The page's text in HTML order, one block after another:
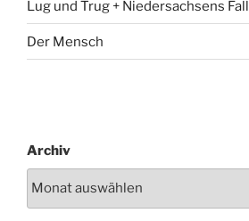
Lug und Trug + Niedersachsens Fall
Der Mensch
Archiv